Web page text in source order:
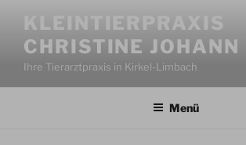
Inhalt
springen
KLEINTIERPRAXIS
CHRISTINE JOHANN
Ihre Tierarztpraxis in Kirkel-Limbach
Menü